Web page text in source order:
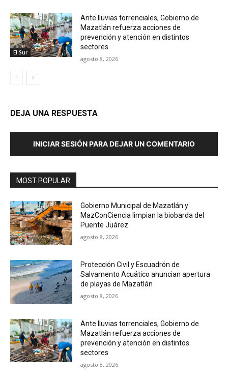
El Sur
Ante lluvias torrenciales, Gobierno de
Mazatlán refuerza acciones de
prevención y atención en distintos
sectores
agosto 8, 2026
DEJA UNA RESPUESTA
INICIAR SESIÓN PARA DEJAR UN COMENTARIO
MOST POPULAR
Gobierno Municipal de Mazatlán y
MazConCiencia limpian la biobarda del
Puente Juárez
agosto 8, 2026
Protección Civil y Escuadrón de
Salvamento Acuático anuncian apertura
de playas de Mazatlán
agosto 8, 2026
Ante lluvias torrenciales, Gobierno de
Mazatlán refuerza acciones de
prevención y atención en distintos
sectores
agosto 8, 2026